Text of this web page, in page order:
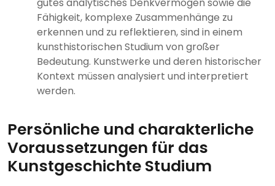
Fähigkeit, komplexe Zusammenhänge zu
erkennen und zu reflektieren, sind in einem
kunsthistorischen Studium von großer
Bedeutung. Kunstwerke und deren historischer
Kontext müssen analysiert und interpretiert
werden.
Persönliche und charakterliche
Voraussetzungen für das
Kunstgeschichte Studium